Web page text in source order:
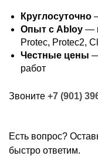
Круглосуточно
Опыт с Abloy —
Protec, Protec2,
Честные цены
работ
Звоните +7 (901)
Есть вопрос?
быстро ответим.